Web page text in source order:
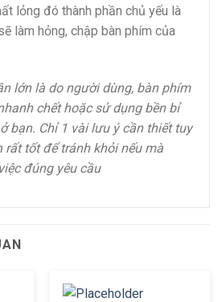
lỏng đó thành phần chủ yếu là
làm hỏng, chập bàn phím của
lớn là do người dùng, bàn phím
chết hoặc sử dụng bền bỉ
bạn. Chỉ 1 vài lưu ý cần thiết tuy
rất tốt để tránh khỏi nếu mà
đúng yêu cầu